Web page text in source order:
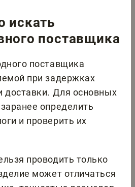
искать
поставщика
поставщика
при задержках
доставки. Для основных
определить
и проверить их
проводить только
может отличаться